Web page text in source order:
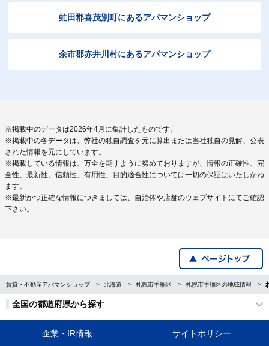
虻田郡喜茂別町にあるアパマンショップ
余市郡赤井川村にあるアパマンショップ
※掲載中のデータは2026年4月に集計したものです。
※掲載中の各データは、弊社の独自調査を元に算出または当社独自の見解、公表
された情報を元にしています。
※掲載している情報は、万全を期すように努めておりますが、情報の正確性、完
全性、最新性、信頼性、有用性、目的適合性については一切の保証はいたしかね
ます。
※最新かつ正確な情報につきましては、自治体や店舗のウェブサイトにてご確認
下さい。
賃貸・不動産アパマンショップ 北海道 札幌市手稲区 札幌市手稲区の地域情報
全国の都道府県から探す
企業・IR情報 サイトポリシー